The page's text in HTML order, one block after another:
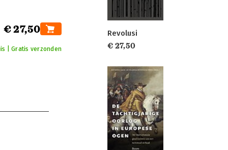
€ 27,50
| Gratis verzonden
Revolusi
€ 27,50